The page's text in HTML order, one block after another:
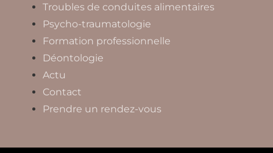
Troubles de conduites alimentaires
Psycho-traumatologie
Formation professionnelle
Déontologie
Actu
Contact
Prendre un rendez-vous